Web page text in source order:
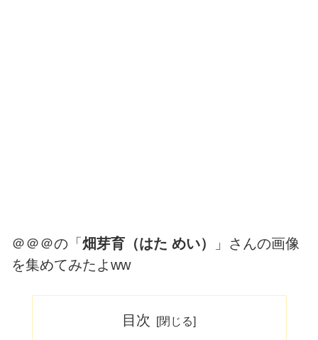
＠＠＠の「 畑芽育（はた めい）
」さんの画像
を集めてみたよww
目次